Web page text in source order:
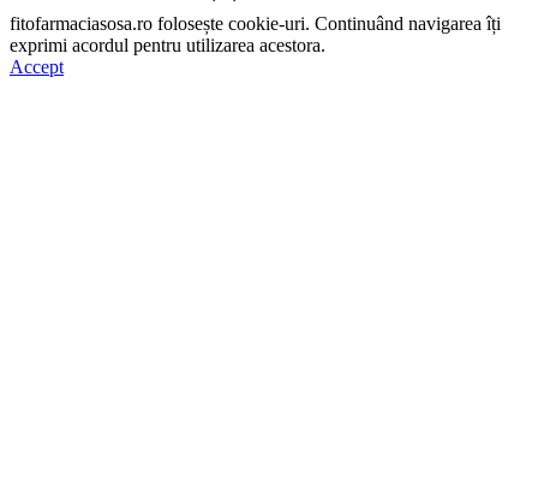
fitofarmaciasosa.ro folosește cookie-uri. Continuând navigarea îți
exprimi acordul pentru utilizarea acestora.
Accept